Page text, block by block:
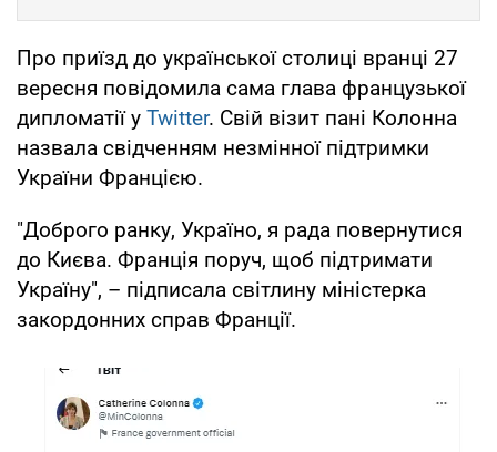
Про приїзд до української столиці вранці 27
вересня повідомила сама глава французької
дипломатії у Twitter. Свій візит пані Колонна
назвала свідченням незмінної підтримки
України Францією.
"Доброго ранку, Україно, я рада повернутися
до Києва. Франція поруч, щоб підтримати
Україну", – підписала світлину міністерка
закордонних справ Франції.